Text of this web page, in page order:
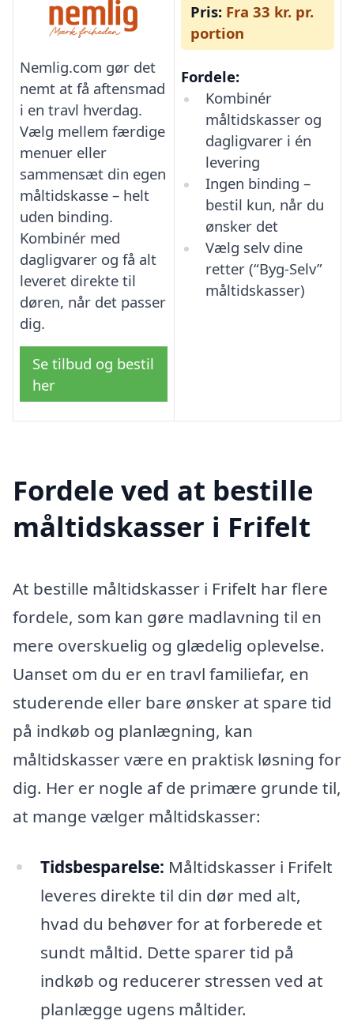
Nemlig.com gør det
nemt at få aftensmad
i en travl hverdag.
Vælg mellem færdige
menuer eller
sammensæt din egen
måltidskasse – helt
uden binding.
Kombinér med
dagligvarer og få alt
leveret direkte til
døren, når det passer
dig.
Se tilbud og bestil
her
Pris: Fra 33 kr. pr.
portion
Fordele:
Kombinér
måltidskasser og
dagligvarer i én
levering
Ingen binding –
bestil kun, når du
ønsker det
Vælg selv dine
retter (“Byg-Selv”
måltidskasser)
Fordele ved at bestille
måltidskasser i Frifelt
At bestille måltidskasser i Frifelt har flere
fordele, som kan gøre madlavning til en
mere overskuelig og glædelig oplevelse.
Uanset om du er en travl familiefar, en
studerende eller bare ønsker at spare tid
på indkøb og planlægning, kan
måltidskasser være en praktisk løsning for
dig. Her er nogle af de primære grunde til,
at mange vælger måltidskasser:
Tidsbesparelse: Måltidskasser i Frifelt
leveres direkte til din dør med alt,
hvad du behøver for at forberede et
sundt måltid. Dette sparer tid på
indkøb og reducerer stressen ved at
planlægge ugens måltider.